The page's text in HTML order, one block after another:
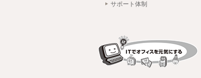
サポート体制